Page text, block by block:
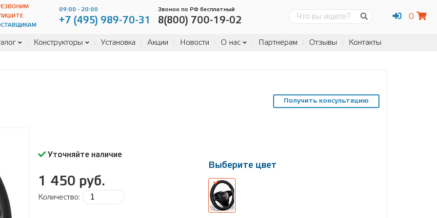
09:00 - 20:00
+7 (495) 989-70-31
Звонок по РФ бесплатный
8(800) 700-19-02 0
Конструкторы Установка Акции Новости О нас Партнёрам Отзывы Контакты
Получить консультацию
Уточняйте наличие
1 450 руб.
Количество:
Выберите цвет
Выберите
размер